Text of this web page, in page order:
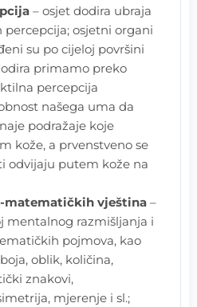
– osjet dodira ubraja
percepcija; osjetni organi
su po cijeloj površini
primamo preko
percepcija
našega uma da
podražaje koje
kože, a prvenstveno se
odvijaju putem kože na
matematičkih vještina –
mentalnog razmišljanja i
pojmova, kao
oblik, količina,
znakovi,
mjerenje i sl.;